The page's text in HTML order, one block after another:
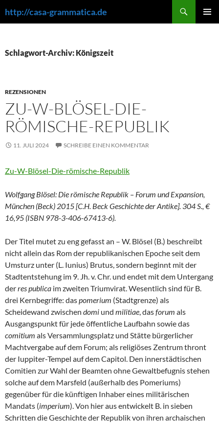
Inhalt
http://casa-grammatica.de
Schlagwort-Archiv: Königszeit
REZENSIONEN
ZU-W-BLÖSEL-DIE-
RÖMISCHE-REPUBLIK
11. JULI 2024 SCHREIBE EINEN KOMMENTAR
Zu-W-Blösel-Die-römische-Republik
Wolfgang Blösel: Die römische Republik – Forum und Expansion,
München (Beck) 2015 [C.H. Beck Geschichte der Antike]. 304 S., €
16,95 (ISBN 978-3-406-67413-6).
Der Titel mutet zu eng gefasst an – W. Blösel (B.) beschreibt
nicht allein das Rom der republikanischen Epoche seit dem
Umsturz unter (L. Iunius) Brutus, sondern beginnt mit der
Stadtentstehung im 9. Jh. v. Chr. und endet mit dem Untergang
derres publica im zweiten Triumvirat. Wesentlich sind für B.
drei Kernbegriffe: daspomerium (Stadtgrenze) als
Scheidewand zwischen domi und militiae, dasforum als
Ausgangspunkt für jede öffentliche Laufbahn sowie das
comitium als Versammlungsplatz und Stätte bürgerlicher
Machtvergabe auf dem Forum; als religiöses Zentrum thront
der Iuppiter-Tempel auf dem Capitol. Den innerstädtischen
Comitien zur Wahl der Beamten ohne Gewaltbefugnis stehen
solche auf dem Marsfeld (außerhalb des Pomeriums)
gegenüber für die künftigen Inhaber eines militärischen
Mandats (imperium). Von hier aus entwickelt B. in sieben
Schritten die Geschichte der Republik von ihren archaischen